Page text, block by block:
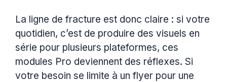
La ligne de fracture est donc claire : si votre
quotidien, c’est de produire des visuels en
série pour plusieurs plateformes, ces
modules Pro deviennent des réflexes. Si
votre besoin se limite à un flyer pour une